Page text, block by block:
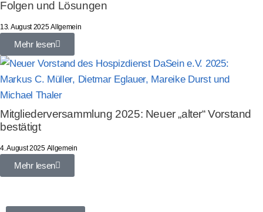
Folgen und Lösungen
13. August 2025Allgemein
Mehr lesen
Mitgliederversammlung 2025: Neuer „alter“ Vorstand
bestätigt
4. August 2025 Allgemein
Mehr lesen